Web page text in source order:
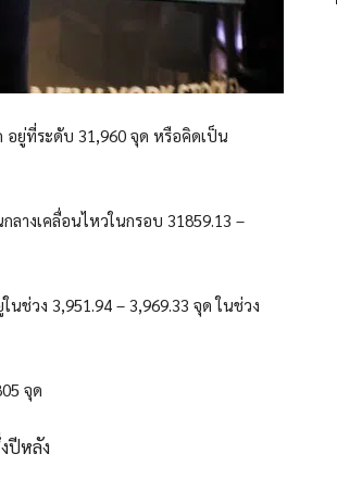
ยู่ที่ระดับ 31,960 จุด หรือคิดเป็น
างเคลื่อนไหวในกรอบ 31859.13 –
ช่วง 3,951.94 – 3,969.33 จุด ในช่วง
จุด
ปีหลัง